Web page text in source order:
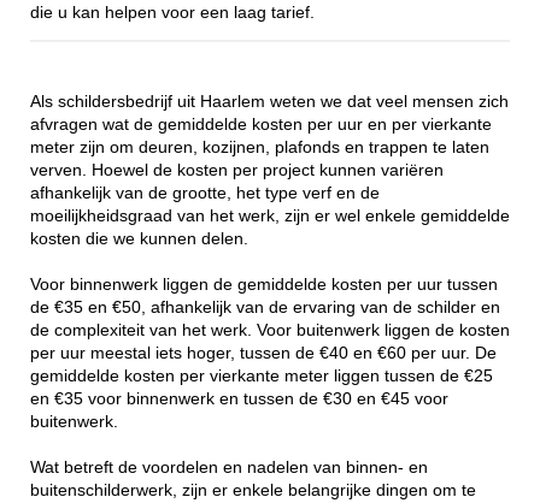
die u kan helpen voor een laag tarief.
Als schildersbedrijf uit Haarlem weten we dat veel mensen zich
afvragen wat de gemiddelde kosten per uur en per vierkante
meter zijn om deuren, kozijnen, plafonds en trappen te laten
verven. Hoewel de kosten per project kunnen variëren
afhankelijk van de grootte, het type verf en de
moeilijkheidsgraad van het werk, zijn er wel enkele gemiddelde
kosten die we kunnen delen.
Voor binnenwerk liggen de gemiddelde kosten per uur tussen
de €35 en €50, afhankelijk van de ervaring van de schilder en
de complexiteit van het werk. Voor buitenwerk liggen de kosten
per uur meestal iets hoger, tussen de €40 en €60 per uur. De
gemiddelde kosten per vierkante meter liggen tussen de €25
en €35 voor binnenwerk en tussen de €30 en €45 voor
buitenwerk.
Wat betreft de voordelen en nadelen van binnen- en
buitenschilderwerk, zijn er enkele belangrijke dingen om te